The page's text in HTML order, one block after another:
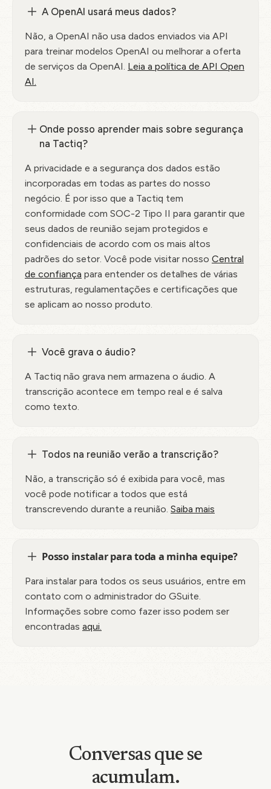
A OpenAI usará meus dados?
Não, a OpenAI não usa dados enviados via API
para treinar modelos OpenAI ou melhorar a oferta
de serviços da OpenAI. Leia a política de API Open
AI.
Onde posso aprender mais sobre segurança
na Tactiq?
A privacidade e a segurança dos dados estão
incorporadas em todas as partes do nosso
negócio. É por isso que a Tactiq tem
conformidade com SOC-2 Tipo II para garantir que
seus dados de reunião sejam protegidos e
confidenciais de acordo com os mais altos
padrões do setor. Você pode visitar nosso Central
de confiança para entender os detalhes de várias
estruturas, regulamentações e certificações que
se aplicam ao nosso produto.
Você grava o áudio?
A Tactiq não grava nem armazena o áudio. A
transcrição acontece em tempo real e é salva
como texto.
Todos na reunião verão a transcrição?
Não, a transcrição só é exibida para você, mas
você pode notificar a todos que está
transcrevendo durante a reunião. Saiba mais
Posso instalar para toda a minha equipe?
Para instalar para todos os seus usuários, entre em
contato com o administrador do GSuite.
Informações sobre como fazer isso podem ser
encontradas aqui.
Conversas que se
acumulam.